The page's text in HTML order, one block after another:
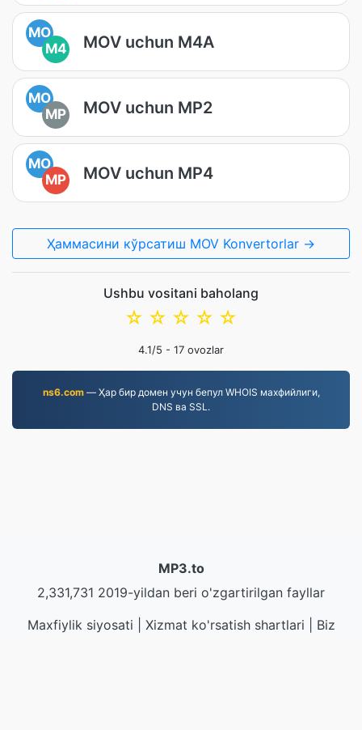
MO
M4
MOV uchun M4A
MO
MP
MOV uchun MP2
MO
MP
MOV uchun MP4
Ҳаммасини кўрсатиш MOV Konvertorlar →
Ushbu vositani baholang
☆
☆
☆
☆
☆
4.1/5 - 17 ovozlar
ns6.com— Ҳар бир домен учун бепул WHOIS махфийлиги,
DNS ва SSL.
MP3.to
2,331,731 2019-yildan beri o'zgartirilgan fayllar
Maxfiylik siyosati
Xizmat ko'rsatish shartlari
Biz